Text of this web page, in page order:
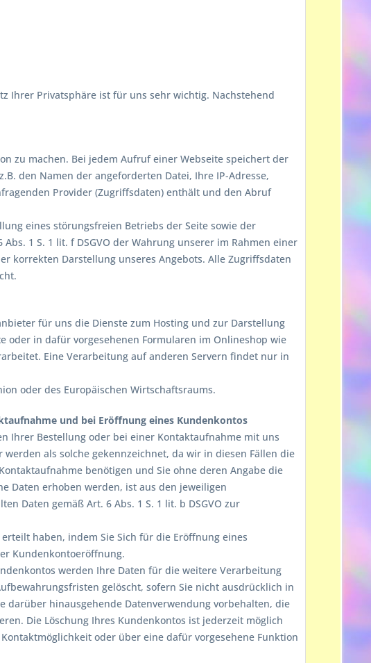
Ihrer Privatsphäre ist für uns sehr wichtig. Nachstehend
zu machen. Bei jedem Aufruf einer Webseite speichert der
den Namen der angeforderten Datei, Ihre IP-Adresse,
Provider (Zugriffsdaten) enthält und den Abruf
eines störungsfreien Betriebs der Seite sowie der
1 S. 1 lit. f DSGVO der Wahrung unserer im Rahmen einer
korrekten Darstellung unseres Angebots. Alle Zugriffsdaten
für uns die Dienste zum Hosting und zur Darstellung
oder in dafür vorgesehenen Formularen im Onlineshop wie
Eine Verarbeitung auf anderen Servern findet nur in
oder des Europäischen Wirtschaftsraums.
und bei Eröffnung eines Kundenkontos
Ihrer Bestellung oder bei einer Kontaktaufnahme mit uns
als solche gekennzeichnet, da wir in diesen Fällen die
benötigen und Sie ohne deren Angabe die
Daten erhoben werden, ist aus den jeweiligen
Daten gemäß Art. 6 Abs. 1 S. 1 lit. b DSGVO zur
haben, indem Sie Sich für die Eröffnung eines
Kundenkontoeröffnung.
werden Ihre Daten für die weitere Verarbeitung
gelöscht, sofern Sie nicht ausdrücklich in
hinausgehende Datenverwendung vorbehalten, die
Die Löschung Ihres Kundenkontos ist jederzeit möglich
oder über eine dafür vorgesehene Funktion